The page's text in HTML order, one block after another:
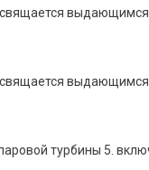
выдающимся
выдающимся
турбины 5.